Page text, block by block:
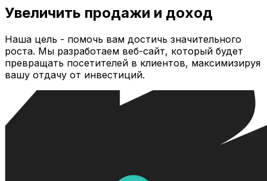
Увеличить продажи и доход
Наша цель - помочь вам достичь значительного
роста. Мы разработаем веб-сайт, который будет
превращать посетителей в клиентов, максимизируя
вашу отдачу от инвестиций.